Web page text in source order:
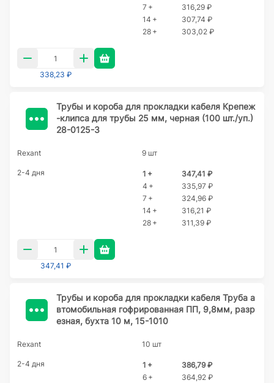
7 +
316,29 ₽
14 +
307,74 ₽
28 +
303,02 ₽
338,23 ₽
Трубы и короба для прокладки кабеля Крепеж
-клипса для трубы 25 мм, черная (100 шт./уп.)
28-0125-3
Rexant 9 шт
2-4 дня 1 +
347,41 ₽
4 +
335,97 ₽
7 +
324,96 ₽
14 +
316,21 ₽
28 +
311,39 ₽
347,41 ₽
Трубы и короба для прокладки кабеля Труба а
втомобильная гофрированная ПП, 9,8мм, разр
езная, бухта 10 м, 15-1010
Rexant 10 шт
2-4 дня 1 +
386,79 ₽
6 +
364,92 ₽